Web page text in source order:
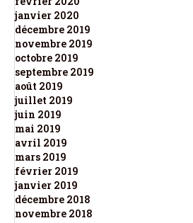
janvier 2020
décembre 2019
novembre 2019
octobre 2019
septembre 2019
août 2019
juillet 2019
juin 2019
mai 2019
avril 2019
mars 2019
février 2019
janvier 2019
décembre 2018
novembre 2018